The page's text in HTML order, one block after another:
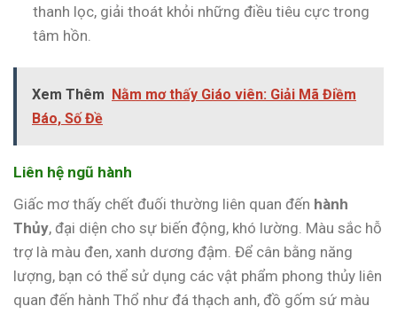
thanh lọc, giải thoát khỏi những điều tiêu cực trong
tâm hồn.
Xem Thêm Nằm mơ thấy Giáo viên: Giải Mã Điềm
Báo, Số Đề
Liên hệ ngũ hành
Giấc mơ thấy chết đuối thường liên quan đến hành
Thủy, đại diện cho sự biến động, khó lường. Màu sắc hỗ
trợ là màu đen, xanh dương đậm. Để cân bằng năng
lượng, bạn có thể sử dụng các vật phẩm phong thủy liên
quan đến hành Thổ như đá thạch anh, đồ gốm sứ màu